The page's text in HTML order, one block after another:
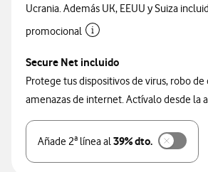
Ucrania. Además UK, EEUU y Suiza
promocional
Secure Net incluido
Protege tus dispositivos de virus, robo de
amenazas de internet. Actívalo desde la
Añade 2ª línea al39% dto.